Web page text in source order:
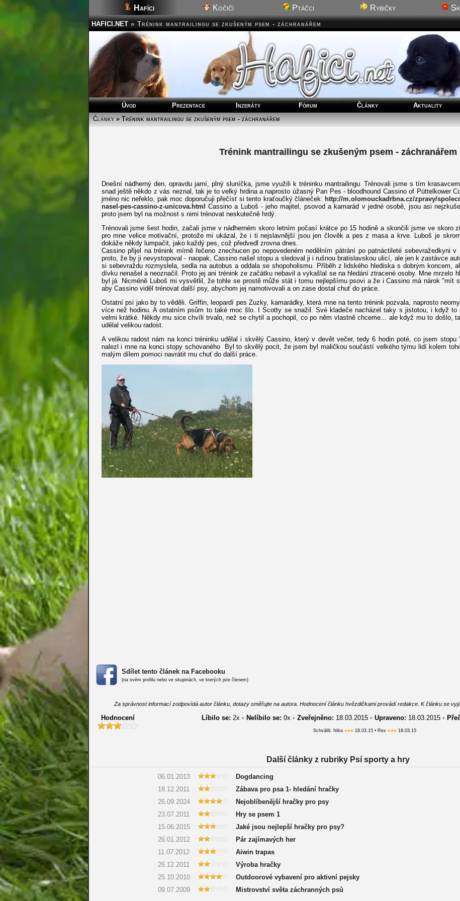
Hafíci Kočičí Ptáčci Rybičky
HAFICI.NET » Trénink mantrailingu se zkušeným psem - záchranářem
Úvod Prezentace Inzeráty Fórum Články Aktuality
Články» Trénink mantrailingu se zkušeným psem - záchranářem
Trénink mantrailingu se zkušeným psem - záchranářem
Dnešní nádherný den, opravdu jarní, plný sluníčka, jsme využili k tréninku mantrailingu. Trénovali jsme s tím
snad ještě někdo z vás neznal, tak je to velký hrdina a naprosto úžasný Pan Pes - bloodhound Cassino of Püttelkower
jméno nic neřeklo, pak moc doporučuji přečíst si tento kraťoučký článeček: http://m.olomouckadrbna.cz/zpravy/
nasel-pes-cassino-z-unicova.html
Cassino a Luboš - jeho majitel, psovod a kamarád v jedné osobě, jsou asi
proto jsem byl na možnost s nimi trénovat neskutečně hrdý.
Trénovali jsme šest hodin, začali jsme v nádherném skoro letním počasí krátce po 15 hodině a skončili jsme ve skoro
pro mne velice motivační, protože mi ukázal, že i ti nejslavnější jsou jen člověk a pes z masa a krve. Luboš je
dokáže někdy lumpačit, jako každý pes, což předvedl zrovna dnes.
Cassino přijel na trénink mírně řečeno znechucen po nepovedeném nedělním pátrání po patnáctileté sebevražedkyni
proto, že by ji nevystopoval - naopak, Cassino našel stopu a sledoval ji i rušnou bratislavskou ulicí, ale jen k zastávce
si sebevraždu rozmyslela, sedla na autobus a oddala se shopoholismu. Příběh z lidského hlediska s dobrým koncem,
dívku nenašel a neoznačil. Proto jej ani trénink ze začátku nebavil a vykašlal se na hledání ztracené osoby. Mne mrzelo
byl já Nicméně Luboš mi vysvětlil, že tohle se prostě může stát i tomu nejlepšímu psovi a že i Cassino má nárok "mít
aby Cassino viděl trénovat další psy, abychom jej namotivovali a on zase dostal chuť do práce.
Ostatní psi jako by to věděli. Griffin, leopardí pes Zuzky, kamarádky, která mne na tento trénink pozvala, naprosto
více než hodinu. A ostatním psům to také moc šlo. I Scotty se snažil. Své kladeče nacházel taky s jistotou, i když to
velmi krátké. Někdy mu sice chvíli trvalo, než se chytil a pochopil, co po něm vlastně chceme... ale když mu to došlo,
udělal velikou radost.
A velikou radost nám na konci tréninku udělal i skvělý Cassino, který v devět večer, tedy 6 hodin poté, co jsem
nalezl i mne na konci stopy schovaného Byl to skvělý pocit, že jsem byl maličkou součástí velkého týmu lidí kolem
malým dílem pomoci navrátit mu chuť do další práce.
Sdílet tento článek na Facebooku
(na svém profilu nebo ve skupinách, ve kterých jste členem)
Za správnost informací zodpovídá autor článku, dotazy směřujte na autora. Hodnocení článku hvězdičkami provádí redakce. K článku se
Hodnocení Líbilo se: 2x • Nelíbilo se: 0x • Zveřejněno: 18.03.2015 • Upraveno: 18.03.2015 •
Schválili: Nika 18.03.15 • Rex 18.03.15
Další články z rubriky Psí sporty a hry
06.01.2013 Dogdancing
18.12.2011
Zábava pro psa 1- hledání hračky
26.09.2024
Nejoblíbenější hračky pro psy
23.07.2011
Hry se psem 1
15.06.2015
Jaké jsou nejlepší hračky pro psy?
26.01.2012
Pár zajímavých her
11.07.2012
Aiwin trapas
26.12.2011
Výroba hračky
25.10.2010
Outdoorové vybavení pro aktivní pejsky
09.07.2009
Mistrovství světa záchranných psů